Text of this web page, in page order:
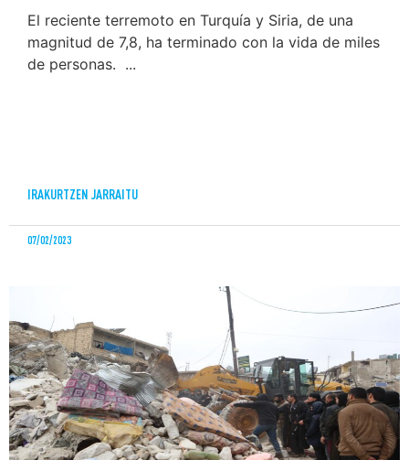
El reciente terremoto en Turquía y Siria, de una
magnitud de 7,8, ha terminado con la vida de miles
de personas. ...
IRAKURTZEN JARRAITU
07/02/2023